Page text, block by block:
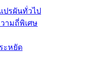
ปรผันทั่วไป
ามถี่พิเศษ
ะหยัด